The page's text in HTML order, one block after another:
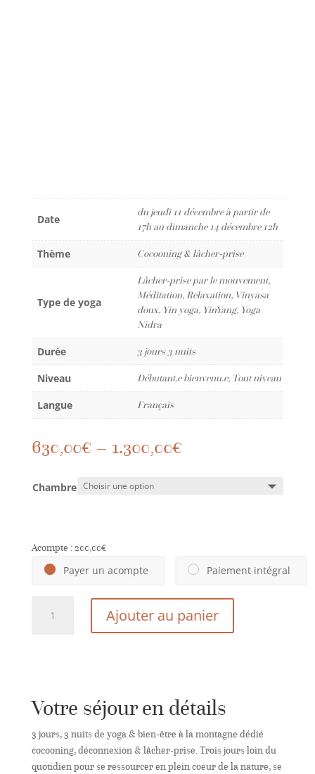
Date
du jeudi 11 décembre à partir de
17h au dimanche 14 décembre 12h
Thème Cocooning & lâcher-prise
Type de yoga
Lâcher-prise par le mouvement,
Méditation, Relaxation, Vinyasa
doux, Yin yoga, YinYang, Yoga
Nidra
Durée 3 jours 3 nuits
Niveau Débutant.e bienvenu.e, Tout niveau
Langue Français
630,00€ – 1.300,00€
Chambre
Acompte :200,00€
Paiement intégral
Payer un acompte
-
du
11
au
14
Ajouter au panier
Votre séjour en détails
3 jours, 3 nuits de yoga & bien-être à la montagne dédié
cocooning, déconnexion & lâcher-prise. Trois jours loin du
quotidien pour se ressourcer en plein coeur de la nature, se